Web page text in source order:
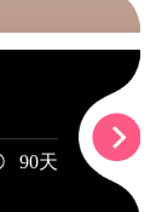
90天